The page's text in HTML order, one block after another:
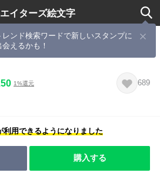
イターズ絵文字
レンド検索ワードで新しいスタンプに
会えるかも！
ョンフリーゼ 絵文字
1%還元 689
利用できるようになりました
購入する